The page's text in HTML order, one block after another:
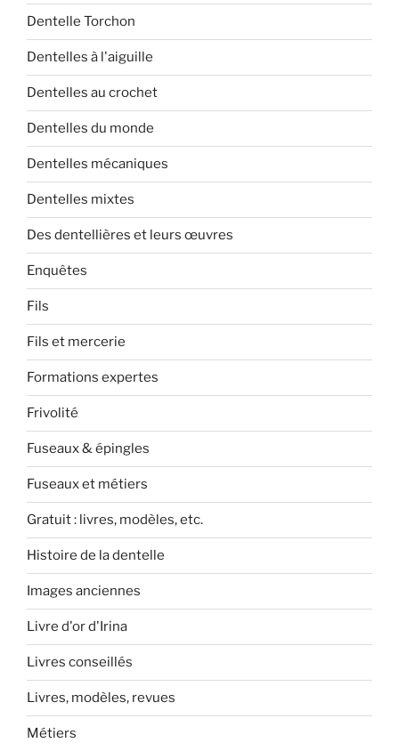
Dentelle Torchon
Dentelles à l'aiguille
Dentelles au crochet
Dentelles du monde
Dentelles mécaniques
Dentelles mixtes
Des dentellières et leurs œuvres
Enquêtes
Fils
Fils et mercerie
Formations expertes
Frivolité
Fuseaux & épingles
Fuseaux et métiers
Gratuit : livres, modèles, etc.
Histoire de la dentelle
Images anciennes
Livre d'or d'Irina
Livres conseillés
Livres, modèles, revues
Métiers